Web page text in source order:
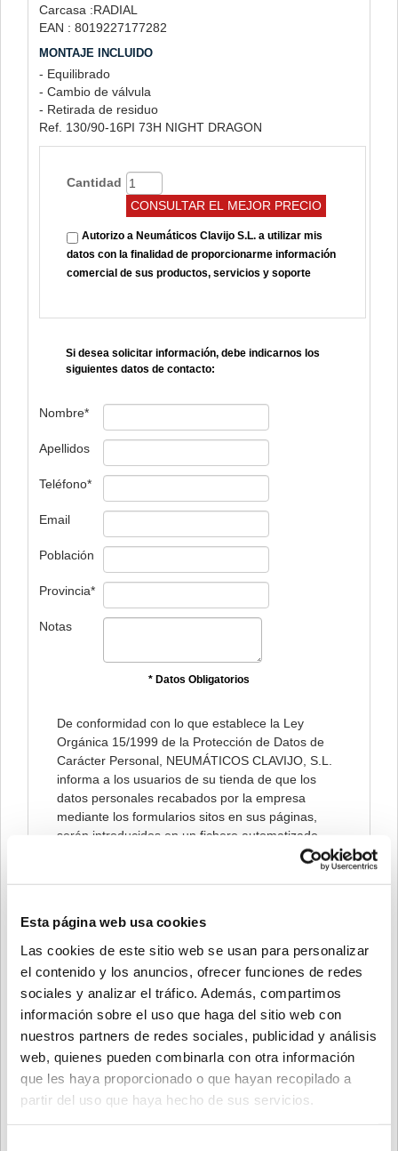
Esta página web usa cookies
Las cookies de este sitio web se usan para personalizar
el contenido y los anuncios, ofrecer funciones de redes
sociales y analizar el tráfico. Además, compartimos
información sobre el uso que haga del sitio web con
nuestros partners de redes sociales, publicidad y análisis
web, quienes pueden combinarla con otra información
que les haya proporcionado o que hayan recopilado a
partir del uso que haya hecho de sus servicios.
Carcasa :RADIAL
EAN : 8019227177282
MONTAJE INCLUIDO
- Equilibrado
- Cambio de válvula
- Retirada de residuo
Ref. 130/90-16PI 73H NIGHT DRAGON
Cantidad
Autorizo a Neumáticos Clavijo S.L. a utilizar mis
datos con la finalidad de proporcionarme información
comercial de sus productos, servicios y soporte
Si desea solicitar información, debe indicarnos los
siguientes datos de contacto:
Nombre*
Apellidos
Teléfono*
Email
Población
Provincia*
Notas
* Datos Obligatorios
De conformidad con lo que establece la Ley
Orgánica 15/1999 de la Protección de Datos de
Carácter Personal, NEUMÁTICOS CLAVIJO, S.L.
informa a los usuarios de su tienda de que los
datos personales recabados por la empresa
mediante los formularios sitos en sus páginas,
serán introducidos en un fichero automatizado
CLAVIJO, S.L., con la finalidad de poder facilitar,
Así mismo, nuestra empresa informa de la
posibilidad de ejercer los derechos de acceso,
escrito a la dirección
info@neumaticosclavijo.com
Mientras no nos comunique lo contrario,
entenderemos que sus datos no han sido
modificados, que usted se compromete a
notificarnos cualquier variación y que tenemos el